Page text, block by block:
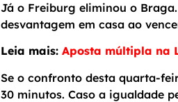
Já o Freiburg eliminou o
desvantagem em casa ao
Leia mais: Aposta múltipla na
Se o confronto desta quarta-
30 minutos. Caso a igualdade